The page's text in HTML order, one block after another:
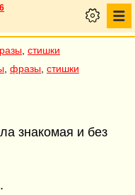
стишки
фразы стишки
знакомая и без